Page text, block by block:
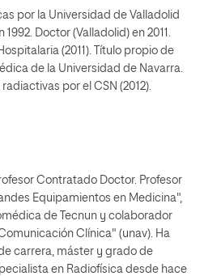
por la Universidad de Valladolid
Doctor (Valladolid) en 2011.
(2011). Título propio de
de la Universidad de Navarra.
por el CSN (2012).
Contratado Doctor. Profesor
Equipamientos en Medicina",
de Tecnun y colaborador
Clínica" (unav). Ha
carrera, máster y grado de
en Radiofísica desde hace